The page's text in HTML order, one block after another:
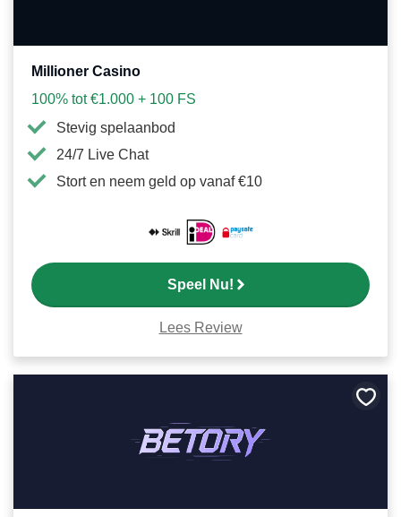
Millioner Casino
100% tot €1.000 + 100 FS
Stevig spelaanbod
24/7 Live Chat
Stort en neem geld op vanaf €10
Speel Nu!
Lees Review